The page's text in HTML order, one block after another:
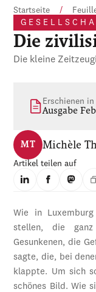
Startseite /
Die
Die kleine
Erschienen in
Ausgabe
MT Michèle
Artikel teilen auf
Wie in
stellen, die
Gesunkenen, die
sagte, die, bei
klappte. Um sich
schönes Bild. Wie